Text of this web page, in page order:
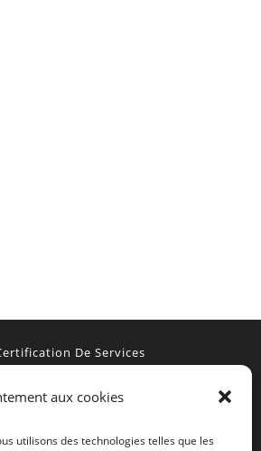
aux cookies
utilisons des technologies telles que les
De Services